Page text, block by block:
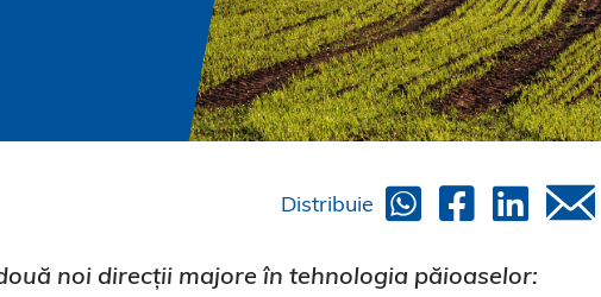
Distribuie
noi direcții majore în tehnologia păioaselor: